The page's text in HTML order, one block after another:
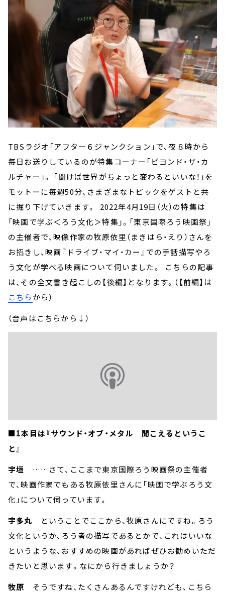
TBSラジオ「アフター６ジャンクション」で、夜８時から
毎日お送りしているのが特集コーナー「ビヨンド・ザ・カ
ルチャー」。 「聞けば世界がちょっと変わるといいな！」を
モットーに毎週50分、さまざまなトピックをゲストと共
に掘り下げていきます。 2022年4月19日（火）の特集は
「映画で学ぶ＜ろう文化＞特集」。「東京国際ろう映画祭」
の主催者で、映像作家の牧原依里（まきはら・えり）さんを
お招きし、映画『ドライブ・マイ・カー』での手話描写やろ
う文化が学べる映画について伺いました。 こちらの記事
は、その全文書き起こしの【後編】となります。（【前編】は
こちら から）
（音声はこちらから↓）
■1本目は『サウンド・オブ・メタル 聞こえるというこ
と』
宇垣
……さて、ここまで東京国際ろう映画祭の主催者
で、映画作家でもある牧原依里さんに「映画で学ぶろう文
化」について伺っています。
宇多丸 ということでここから、牧原さんにですね。ろう
文化というか、ろう者の描写であるとかで、これはいいな
というような、おすすめの映画があればぜひお勧めいただ
きたいと思います。なにから行きましょうか？
牧原 そうですね、たくさんあるんですけれども、こちら